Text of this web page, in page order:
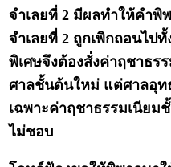
จำเลยที่ 2 มีผลทำให้คำ
จำเลยที่ 2 ถูกเพิกถอนไ
พิเศษจึงต้องสั่งค่าฤชาธร
ศาลชั้นต้นใหม่ แต่ศาลอุ
เฉพาะค่าฤชาธรรมเนียม
ไม่ชอบ